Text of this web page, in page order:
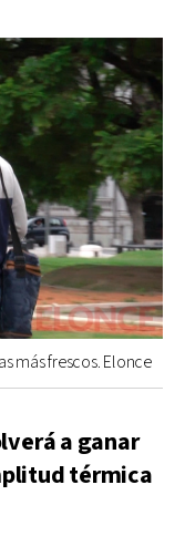
más frescos. Elonce
a ganar
térmica